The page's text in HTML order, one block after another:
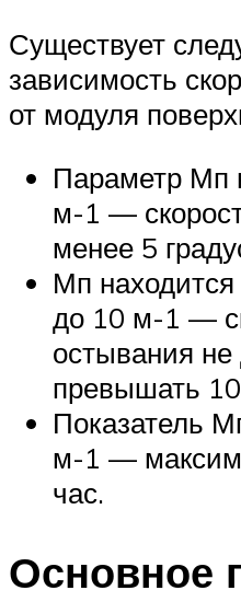
Существует
зависимость
от модуля
Параметр Мп
м-1 —
менее 5
Мп
до 10 м-1 —
остывания
превышать 10
Показатель
м-1 —
час.
Основное